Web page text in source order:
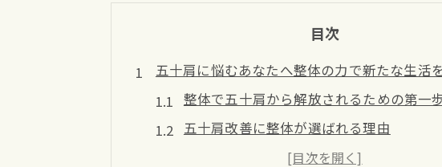
目次
五十肩に悩むあなたへ整体の力で新たな生活
整体で五十肩から解放されるための第一
五十肩改善に整体が選ばれる理由
整体で日常生活を取り戻すためのヒント